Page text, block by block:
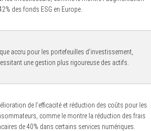
des fonds ESG en Europe.
accru pour les portefeuilles d’investissement,
une gestion plus rigoureuse des actifs.
de l’efficacité et réduction des coûts pour les
comme le montre la réduction des frais
de 40% dans certains services numériques.